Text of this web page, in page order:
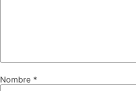
Nombre *